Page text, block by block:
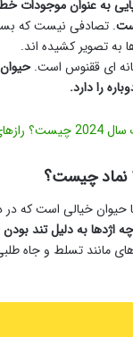
به عنوان
. تصادفی نیست که
به تصویر کشیده اند.
ای ققنوس است.
را دارد.
رنگ سال 1403 وآموزش ست کردن آن
حیوان خیالی است که
اژدها به دلیل تند
مانند تسلط و جاه